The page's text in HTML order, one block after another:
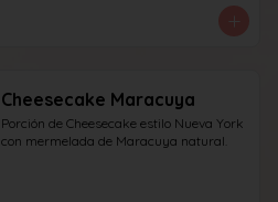
Cheesecake Maracuya
Porción de Cheesecake estilo Nueva York
con mermelada de Maracuya natural.